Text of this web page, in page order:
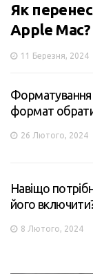
Як
Apple Mac?
11 Березня, 2024
Форматування
формат
26 Лютого, 2024
Навіщо
його
8 Лютого, 2024